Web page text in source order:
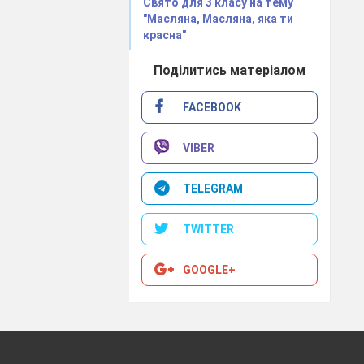
Свято для 3 класу на тему
"Масляна, Масляна, яка ти
красна"
Поділитись матеріалом
FACEBOOK
VIBER
TELEGRAM
TWITTER
GOOGLE+